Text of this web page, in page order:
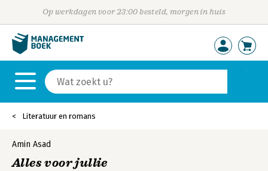
Op werkdagen voor 23:00 besteld, morgen in huis
Literatuur en romans
Amin Asad
Alles voor jullie